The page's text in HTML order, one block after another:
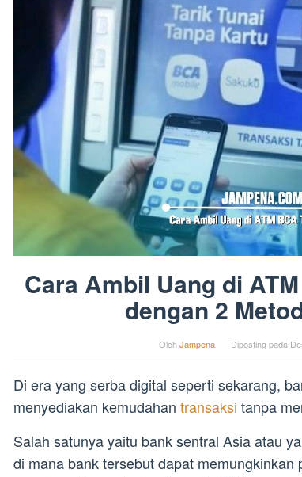
Cara Ambil Uang di
dengan 2
OlehJampena Diposting pada
Di era yang serba digital seperti sekarang,
menyediakan kemudahan transaksi tanpa
Salah satunya yaitu bank sentral Asia atau
di mana bank tersebut dapat